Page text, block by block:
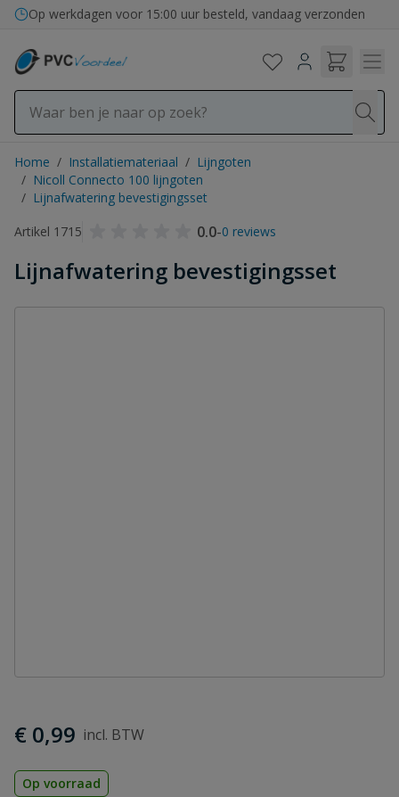
Ga naar de inhoud
Op werkdagen voor 15:00 uur besteld, vandaag verzonden
Home / Installatiemateriaal / Lijngoten
/ Nicoll Connecto 100 lijngoten
/ Lijnafwatering bevestigingsset
Artikel 1715
0.0-0 reviews
Lijnafwatering bevestigingsset
€ 0,99
Op voorraad